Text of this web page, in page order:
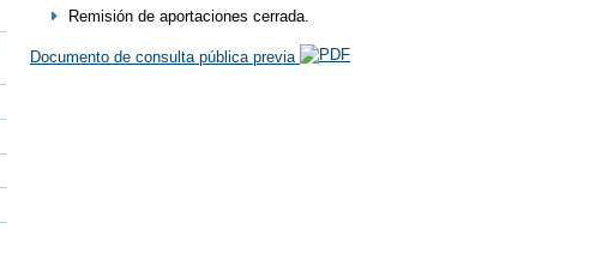
Remisión de aportaciones cerrada.
Documento de consulta pública previa